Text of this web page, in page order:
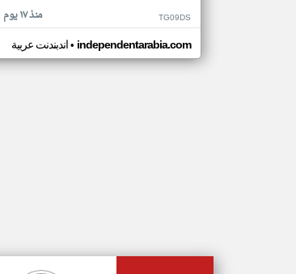
منذ ١٧ يوم TG09DS
اندبندنت عربية• independentarabia.com